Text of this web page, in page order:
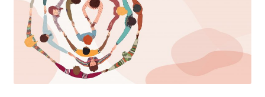
会員登録
ログイン